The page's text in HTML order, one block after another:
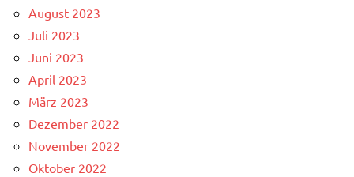
August 2023
Juli 2023
Juni 2023
April 2023
März 2023
Dezember 2022
November 2022
Oktober 2022